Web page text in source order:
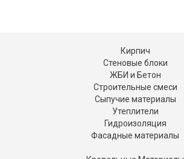
Кирпич
Стеновые блоки
ЖБИ и Бетон
Строительные смеси
Сыпучие материалы
Утеплители
Гидроизоляция
Фасадные материалы